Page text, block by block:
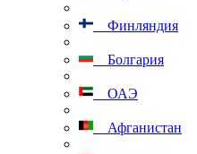
Финляндия
Болгария
ОАЭ
Афганистан